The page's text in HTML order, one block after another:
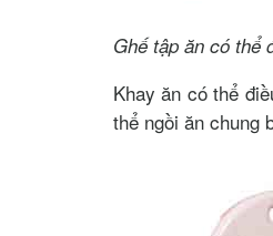
Ghế tập ăn có thể
Khay ăn có thể
thể ngồi ăn chung